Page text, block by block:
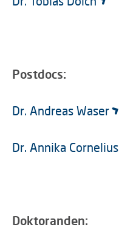
Postdocs:
Dr. Andreas Waser
Dr. Annika Cornelius
Doktoranden: